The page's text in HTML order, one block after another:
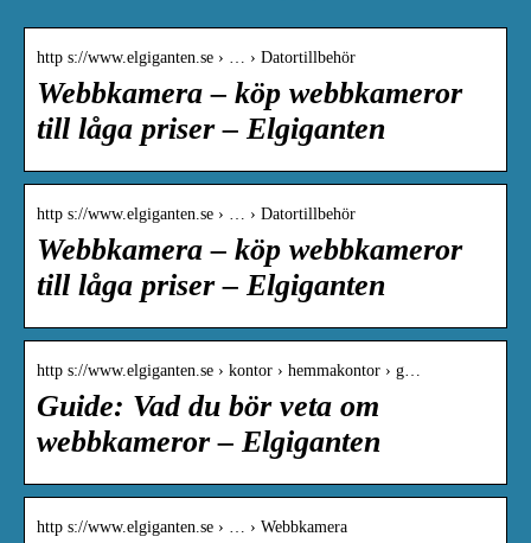
http s://www.elgiganten.se › … › Datortillbehör
Webbkamera – köp webbkameror
till låga priser – Elgiganten
http s://www.elgiganten.se › … › Datortillbehör
Webbkamera – köp webbkameror
till låga priser – Elgiganten
http s://www.elgiganten.se › kontor › hemmakontor › g…
Guide: Vad du bör veta om
webbkameror – Elgiganten
http s://www.elgiganten.se › … › Webbkamera